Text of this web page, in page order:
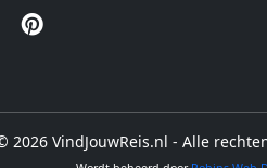
2026 VindJouwReis.nl - Alle